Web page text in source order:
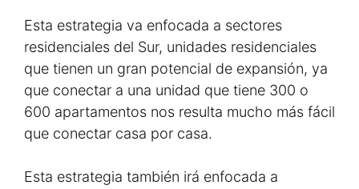
Esta estrategia va enfocada a sectores
residenciales del Sur, unidades residenciales
que tienen un gran potencial de expansión, ya
que conectar a una unidad que tiene 300 o
600 apartamentos nos resulta mucho más fácil
que conectar casa por casa.
Esta estrategia también irá enfocada a